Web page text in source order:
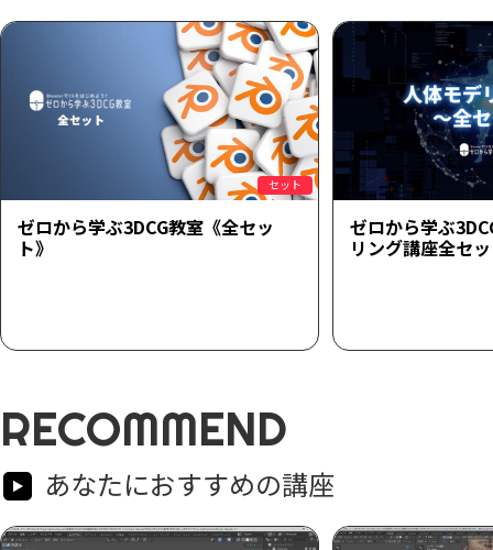
セット
ゼロから学ぶ3DCG教室《全セッ
ト》
ゼロから学ぶ
リング講座全セ
RECOMMEND
あなたにおすすめの講座